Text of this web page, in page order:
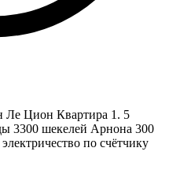
Ле Цион Квартира 1. 5
3300 шекелей Арнона 300
по счётчику